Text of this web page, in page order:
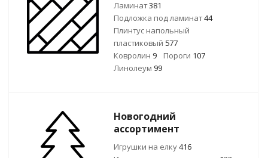
Ламинат381
Подложка под ламинат44
Плинтус напольный
пластиковый 577
Ковролин 9 Пороги 107
Линолеум 99
Новогодний
ассортимент
Игрушки на елку416